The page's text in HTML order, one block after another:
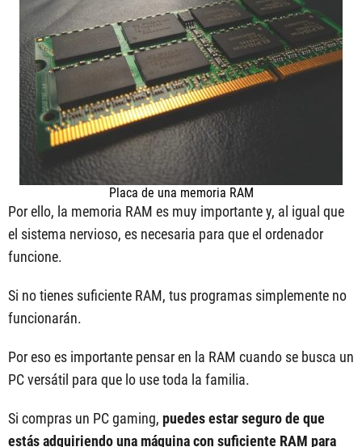
Placa de una memoria RAM
Por ello, la memoria RAM es muy importante y, al igual que
el sistema nervioso, es necesaria para que el ordenador
funcione.
Si no tienes suficiente RAM, tus programas simplemente no
funcionarán.
Por eso es importante pensar en la RAM cuando se busca un
PC versátil para que lo use toda la familia.
Si compras un PC gaming, puedes estar seguro de que
estás adquiriendo una máquina con suficiente RAM para